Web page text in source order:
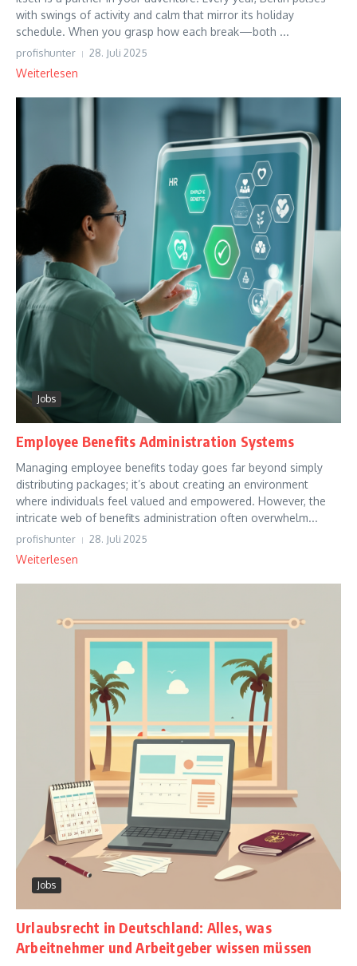
with swings of activity and calm that mirror its holiday
schedule. When you grasp how each break—both ...
profishunter 28. Juli 2025
Weiterlesen
Jobs
Employee Benefits Administration Systems
Managing employee benefits today goes far beyond simply
distributing packages; it’s about creating an environment
where individuals feel valued and empowered. However, the
intricate web of benefits administration often overwhelm...
profishunter 28. Juli 2025
Weiterlesen
Jobs
Urlaubsrecht in Deutschland: Alles, was
Arbeitnehmer und Arbeitgeber wissen müssen